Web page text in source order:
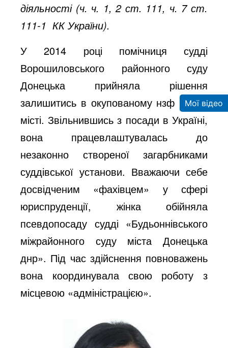
діяльності (ч. ч. 1, 2 ст. 111, ч. 7 ст.
111-1 КК України).
У 2014 році помічниця судді
Ворошиловського районного суду
Донецька прийняла рішення
залишитись в окупованому нзф «днр»
місті. Звільнившись з посади в Україні,
вона працевлаштувалась до
незаконно створеної загарбниками
суддівської установи. Вважаючи себе
досвідченим «фахівцем» у сфері
юриспруденції, жінка обійняла
псевдопосаду судді «Будьоннівського
міжрайонного суду міста Донецька
днр». Під час здійснення повноважень
вона координувала свою роботу з
місцевою «адміністрацією».
Мої відео